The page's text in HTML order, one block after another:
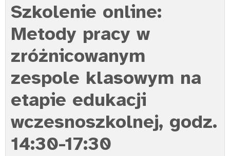
Szkolenie online:
Metody pracy w
zróżnicowanym
zespole klasowym na
etapie edukacji
wczesnoszkolnej, godz.
14:30-17:30